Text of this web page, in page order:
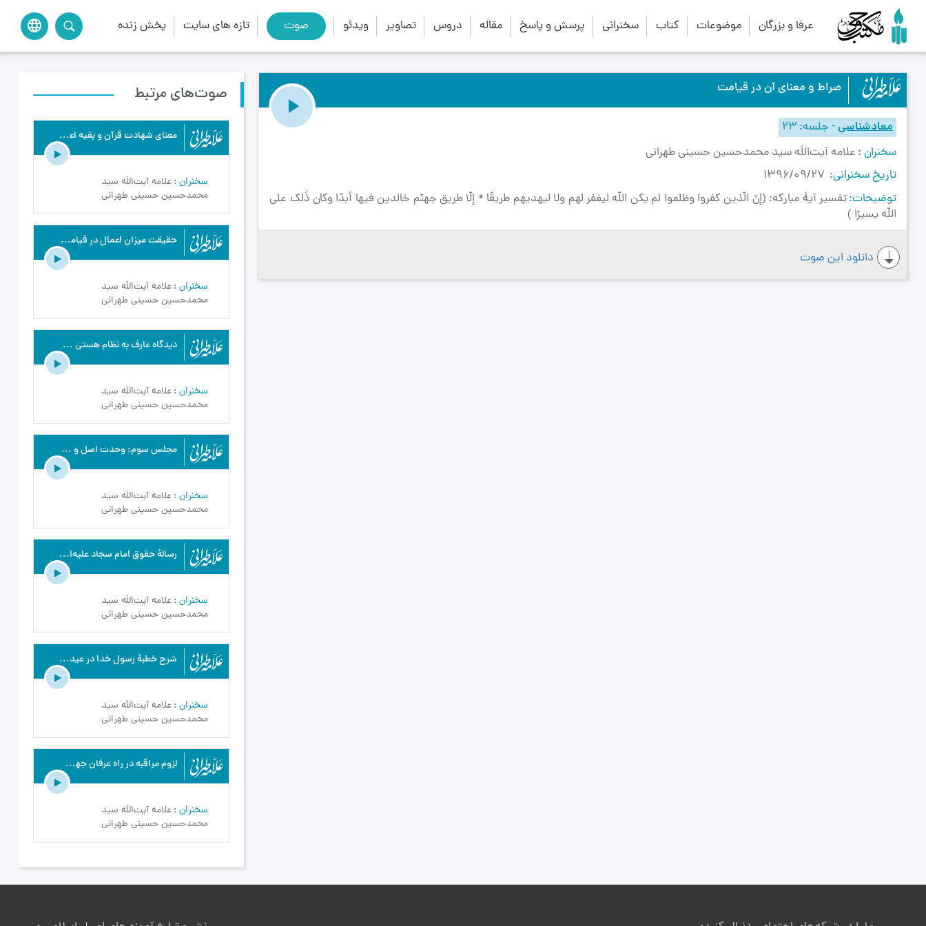
عرفا و بزرگان موضوعات کتاب سخنرانی پرسش و پاسخ مقاله دروس تصاویر ویدئو صوت تازه های سایت پخش زنده language search
close
صراط و معناى آن در قيامت
معادشناسی- جلسه 23
سخنران علامه آیت‌اللَه سید محمدحسین حسینی طهرانی
تاریخ سخنرانی
توضیحات تفسیر آیۀ مبارکه: (إنّ الّذين كفروا وظلموا لم يكن اللّه ليغفر لهم ولا ليهديهم طريقًا * إلّا طريق جهنّم خالدين فيها أبدًا وكان ذَٰلك على
اللّه يسيرًا )
دانلود این صوت
صوت‌های مرتبط
معناى شهادت قرآن و بقيه اعمال در قيامت - علامه طهرانی - معادشناسی - ج22
سخنران علامه آیت‌اللَه سید
محمدحسین حسینی طهرانی
حقيقت ميزان اعمال در قيامت - علامه طهرانی - معادشناسی - ج24
سخنران علامه آیت‌اللَه سید
محمدحسین حسینی طهرانی
دیدگاه عارف به نظام هستی و مظاهر آن - علامه طهرانی - شرح دعای ابوحمزه - ج17
سخنران علامه آیت‌اللَه سید
محمدحسین حسینی طهرانی
مجلس سوم: وحدت اصل و منشاء در تمام صفات متضاد پروردگار - علامه طهرانی - شرح دعای افتتاح - ج3
سخنران علامه آیت‌اللَه سید
محمدحسین حسینی طهرانی
رسالۀ حقوق امام سجاد علیه‌السّلام - علامه طهرانی - رسالۀ حقوق امام سجاد علیه‌السلام - ج4
سخنران علامه آیت‌اللَه سید
محمدحسین حسینی طهرانی
شرح خطبۀ رسول خدا در عید قربان - علامه طهرانی - مبانی اخلاق - ج21
سخنران علامه آیت‌اللَه سید
محمدحسین حسینی طهرانی
لزوم مراقبه در راه عرفان جهت وصول به مقام فناء فی اللَه - علامه طهرانی - مبانی اخلاق - ج23
سخنران علامه آیت‌اللَه سید
محمدحسین حسینی طهرانی